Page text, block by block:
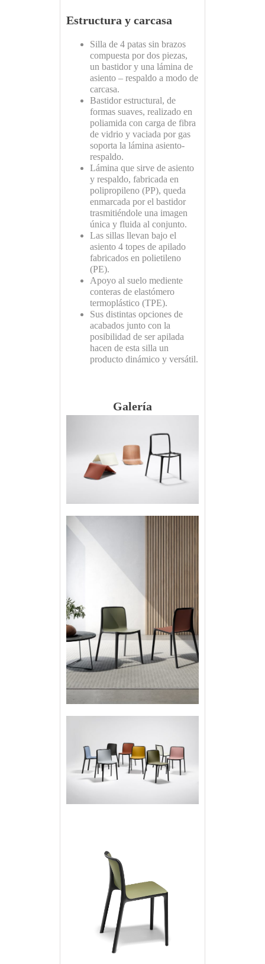
Estructura y carcasa
Silla de 4 patas sin brazos
compuesta por dos piezas,
un bastidor y una lámina de
asiento – respaldo a modo de
carcasa.
Bastidor estructural, de
formas suaves, realizado en
poliamida con carga de fibra
de vidrio y vaciada por gas
soporta la lámina asiento-
respaldo.
Lámina que sirve de asiento
y respaldo, fabricada en
polipropileno (PP), queda
enmarcada por el bastidor
trasmitiéndole una imagen
única y fluida al conjunto.
Las sillas llevan bajo el
asiento 4 topes de apilado
fabricados en polietileno
(PE).
Apoyo al suelo mediente
conteras de elastómero
termoplástico (TPE).
Sus distintas opciones de
acabados junto con la
posibilidad de ser apilada
hacen de esta silla un
producto dinámico y versátil.
Galería